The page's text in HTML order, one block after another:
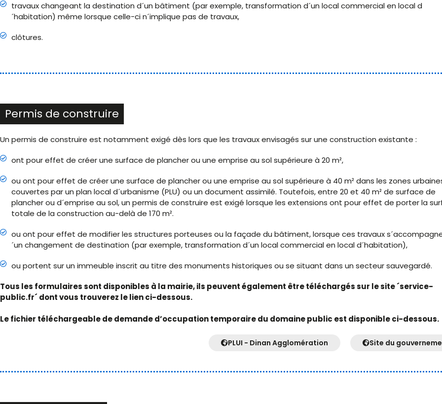
travaux changeant la destination d´un bâtiment (par exemple, transformation d´un local commercial en local d
´habitation) même lorsque celle-ci n´implique pas de travaux,
clôtures.
Permis de construire
Un permis de construire est notamment exigé dès lors que les travaux envisagés sur une construction existante :
ont pour effet de créer une surface de plancher ou une emprise au sol supérieure à 20 m²,
ou ont pour effet de créer une surface de plancher ou une emprise au sol supérieure à 40 m² dans les zones
couvertes par un plan local d´urbanisme (PLU) ou un document assimilé. Toutefois, entre 20 et 40 m² de surface de
plancher ou d´emprise au sol, un permis de construire est exigé lorsque les extensions ont pour effet de porter la
totale de la construction au-delà de 170 m².
ou ont pour effet de modifier les structures porteuses ou la façade du bâtiment, lorsque ces travaux
´un changement de destination (par exemple, transformation d´un local commercial en local d´habitation),
ou portent sur un immeuble inscrit au titre des monuments historiques ou se situant dans un secteur sauvegardé.
Tous les formulaires sont disponibles à la mairie, ils peuvent également être téléchargés sur le site ´service-
public.fr´ dont vous trouverez le lien ci-dessous.
Le fichier téléchargeable de demande d’occupation temporaire du domaine public est disponible ci-dessous.
PLUI - Dinan Agglomération Site du